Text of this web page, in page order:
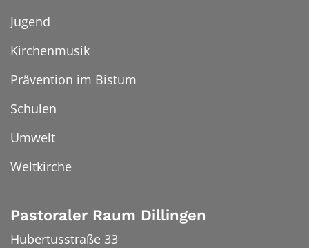
Jugend
Kirchenmusik
Prävention im Bistum
Schulen
Umwelt
Weltkirche
Pastoraler Raum Dillingen
Hubertusstraße 33